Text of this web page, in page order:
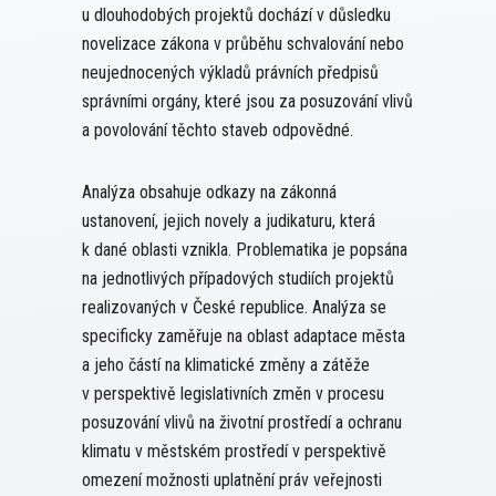
u dlouhodobých projektů dochází v důsledku
novelizace zákona v průběhu schvalování nebo
neujednocených výkladů právních předpisů
správními orgány, které jsou za posuzování vlivů
a povolování těchto staveb odpovědné.
Analýza obsahuje odkazy na zákonná
ustanovení, jejich novely a judikaturu, která
k dané oblasti vznikla. Problematika je popsána
na jednotlivých případových studiích projektů
realizovaných v České republice. Analýza se
specificky zaměřuje na oblast adaptace města
a jeho částí na klimatické změny a zátěže
v perspektivě legislativních změn v procesu
posuzování vlivů na životní prostředí a ochranu
klimatu v městském prostředí v perspektivě
omezení možnosti uplatnění práv veřejnosti